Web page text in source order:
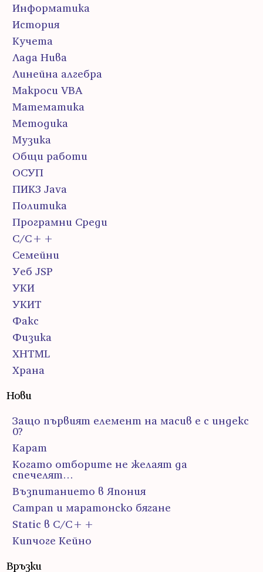
Информатика
История
Кучета
Лада Нива
Линейна алгебра
Макроси VBA
Математика
Методика
Музика
Общи работи
ОСУП
ПИК3 Java
Политика
Програмни Среди
С/С++
Семейни
Уеб JSP
УКИ
УКИТ
Факс
Физика
ХHTML
Храна
Нови
Защо първият елемент на масив е с индекс
0?
Карат
Когато отборите не желаят да
спечелят…
Възпитанието в Япония
Сатрап и маратонско бягане
Static в C/C++
Кипчоге Кейно
Връзки